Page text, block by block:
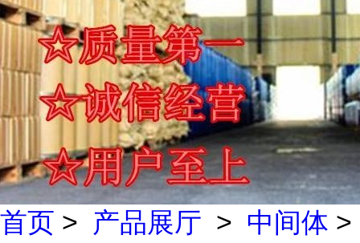
首页 > 产品展厅 > 中间体 >